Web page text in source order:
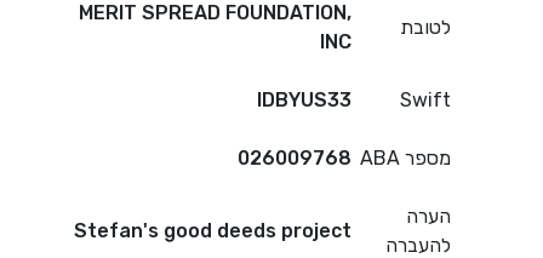
לטובת
MERIT SPREAD FOUNDATION,
INC
Swift
IDBYUS33
מספר ABA 026009768
הערה
להעברה
Stefan's good deeds project